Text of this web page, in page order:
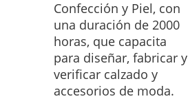
Confección y Piel, con
una duración de 2000
horas, que capacita
para diseñar, fabricar y
verificar calzado y
accesorios de moda.